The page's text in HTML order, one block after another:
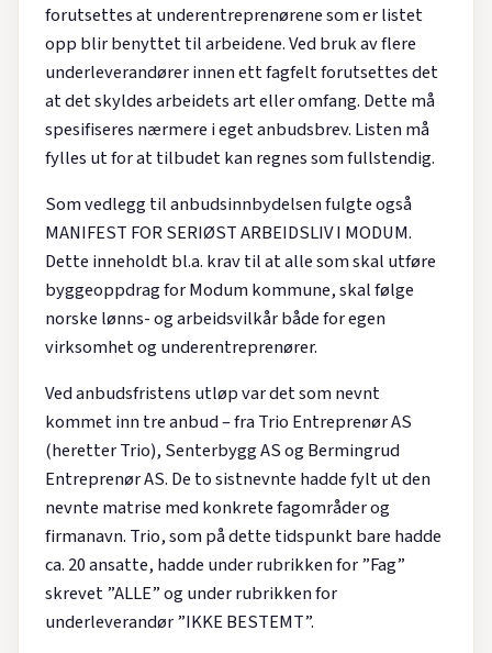
forutsettes at underentreprenørene som er listet
opp blir benyttet til arbeidene. Ved bruk av flere
underleverandører innen ett fagfelt forutsettes det
at det skyldes arbeidets art eller omfang. Dette må
spesifiseres nærmere i eget anbudsbrev. Listen må
fylles ut for at tilbudet kan regnes som fullstendig.
Som vedlegg til anbudsinnbydelsen fulgte også
MANIFEST FOR SERIØST ARBEIDSLIV I MODUM.
Dette inneholdt bl.a. krav til at alle som skal utføre
byggeoppdrag for Modum kommune, skal følge
norske lønns- og arbeidsvilkår både for egen
virksomhet og underentreprenører.
Ved anbudsfristens utløp var det som nevnt
kommet inn tre anbud – fra Trio Entreprenør AS
(heretter Trio), Senterbygg AS og Bermingrud
Entreprenør AS. De to sistnevnte hadde fylt ut den
nevnte matrise med konkrete fagområder og
firmanavn. Trio, som på dette tidspunkt bare hadde
ca. 20 ansatte, hadde under rubrikken for ”Fag”
skrevet ”ALLE” og under rubrikken for
underleverandør ”IKKE BESTEMT”.